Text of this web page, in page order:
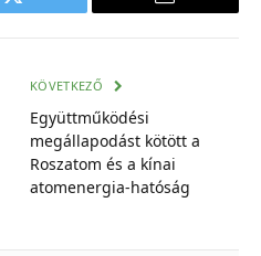
Twitter
E-
KÖVETKEZŐ
Együttműködési
megállapodást kötött a
Roszatom és a kínai
atomenergia-hatóság